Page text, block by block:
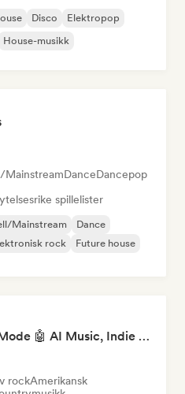
Disco
Elektropop
House-musikk
MainstreamDanceDancepop
spillelister
Mainstream
Dance
rock
Future house
Pop Machine Mode 🤖 AI Music, Indie Pop & Dream Pop
rockAmerikansk